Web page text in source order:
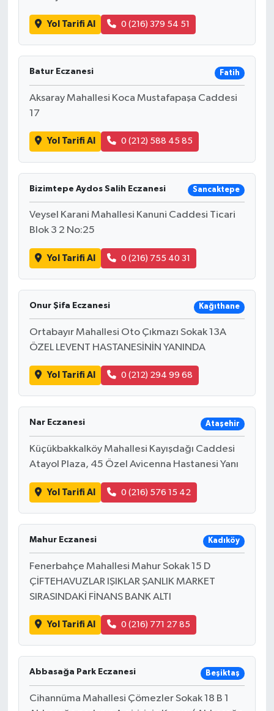
Yol Tarifi Al 0 (216) 379 54 51
Batur Eczanesi Fatih
Aksaray Mahallesi Koca Mustafapaşa Caddesi
17
Yol Tarifi Al 0 (212) 588 45 85
Bizimtepe Aydos Salih Eczanesi Sancaktepe
Veysel Karani Mahallesi Kanuni Caddesi Ticari
Blok 3 2 No:25
Yol Tarifi Al 0 (216) 755 40 31
Onur Şifa Eczanesi Kağıthane
Ortabayır Mahallesi Oto Çıkmazı Sokak 13A
ÖZEL LEVENT HASTANESİNİN YANINDA
Yol Tarifi Al 0 (212) 294 99 68
Nar Eczanesi Ataşehir
Küçükbakkalköy Mahallesi Kayışdağı Caddesi
Atayol Plaza, 45 Özel Avicenna Hastanesi Yanı
Yol Tarifi Al 0 (216) 576 15 42
Mahur Eczanesi Kadıköy
Fenerbahçe Mahallesi Mahur Sokak 15 D
ÇİFTEHAVUZLAR IŞIKLAR ŞANLIK MARKET
SIRASINDAKİ FİNANS BANK ALTI
Yol Tarifi Al 0 (216) 771 27 85
Abbasağa Park Eczanesi Beşiktaş
Cihannüma Mahallesi Çömezler Sokak 18 B 1